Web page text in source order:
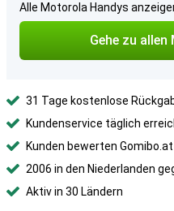
Alle Motorola Handys
Gehe zu
31 Tage kostenlose
Kundenservice täglich
Kunden bewerten
2006 in den Niederlanden
Aktiv in 30 Ländern